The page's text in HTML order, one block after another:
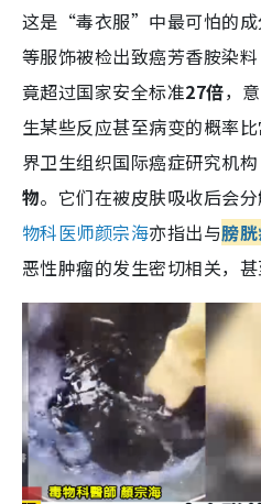
这是“毒衣服”中最可怕的成
等服饰被检出致癌芳香胺染料
竟超过国家安全标准27倍，
生某些反应甚至病变的概率比
界卫生组织国际癌症研究机
物。它们在被皮肤吸收后会
物科医师颜宗海亦指出与膀
恶性肿瘤的发生密切相关，